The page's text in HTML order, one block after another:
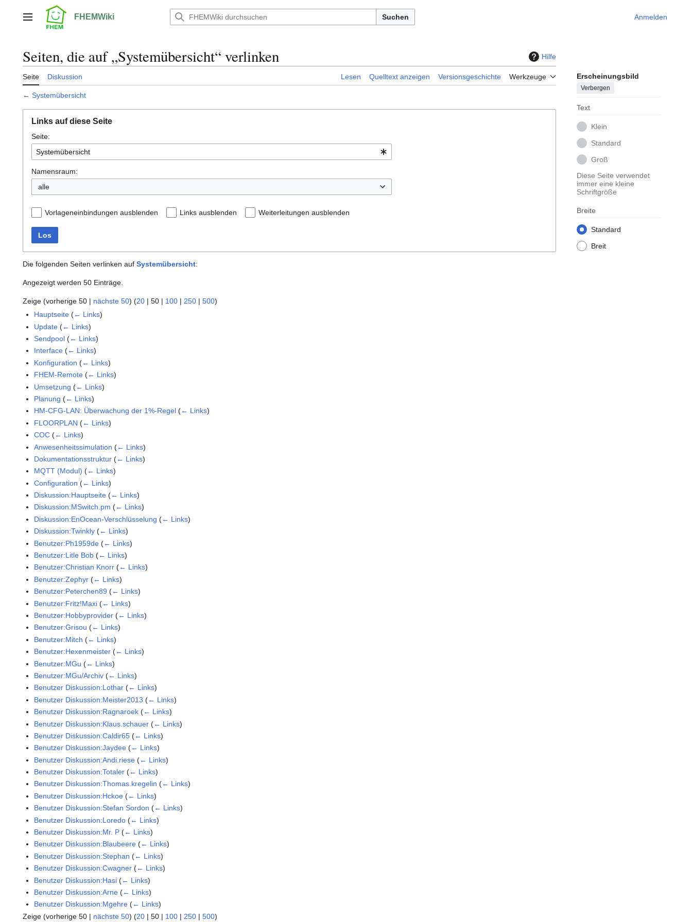
springenHauptmenü FHEMWiki Suchen Anmelden
Seiten, die auf „Systemübersicht“ verlinken Hilfe
Seite Diskussion Lesen Quelltext anzeigen Versionsgeschichte Werkzeuge Erscheinungsbild
Verbergen
Text
Klein
Standard
Groß
Diese Seite verwendet
immer eine kleine
Schriftgröße
Breite
Standard
Breit
← Systemübersicht
Links auf diese Seite
Seite:
Namensraum:
alle
Vorlageneinbindungen ausblenden Links ausblenden Weiterleitungen ausblenden
Los
Die folgenden Seiten verlinken auf Systemübersicht:
Angezeigt werden 50 Einträge.
Zeige (vorherige 50 | nächste 50) (20 | 50 | 100 | 250 | 500)
Hauptseite (← Links)
Update (← Links)
Sendpool (← Links)
Interface (← Links)
Konfiguration (← Links)
FHEM-Remote (← Links)
Umsetzung (← Links)
Planung (← Links)
HM-CFG-LAN: Überwachung der 1%-Regel (← Links)
FLOORPLAN (← Links)
COC (← Links)
Anwesenheitssimulation (← Links)
Dokumentationsstruktur (← Links)
MQTT (Modul) (← Links)
Configuration (← Links)
Diskussion:Hauptseite (← Links)
Diskussion:MSwitch.pm (← Links)
Diskussion:EnOcean-Verschlüsselung (← Links)
Diskussion:Twinkly (← Links)
Benutzer:Ph1959de (← Links)
Benutzer:Litle Bob (← Links)
Benutzer:Christian Knorr (← Links)
Benutzer:Zephyr (← Links)
Benutzer:Peterchen89 (← Links)
Benutzer:Fritz!Maxi (← Links)
Benutzer:Hobbyprovider (← Links)
Benutzer:Grisou (← Links)
Benutzer:Mitch (← Links)
Benutzer:Hexenmeister (← Links)
Benutzer:MGu (← Links)
Benutzer:MGu/Archiv (← Links)
Benutzer Diskussion:Lothar (← Links)
Benutzer Diskussion:Meister2013 (← Links)
Benutzer Diskussion:Ragnaroek (← Links)
Benutzer Diskussion:Klaus.schauer (← Links)
Benutzer Diskussion:Caldir65 (← Links)
Benutzer Diskussion:Jaydee (← Links)
Benutzer Diskussion:Andi.riese (← Links)
Benutzer Diskussion:Totaler (← Links)
Benutzer Diskussion:Thomas.kregelin (← Links)
Benutzer Diskussion:Hckoe (← Links)
Benutzer Diskussion:Stefan Sordon (← Links)
Benutzer Diskussion:Loredo (← Links)
Benutzer Diskussion:Mr. P (← Links)
Benutzer Diskussion:Blaubeere (← Links)
Benutzer Diskussion:Stephan (← Links)
Benutzer Diskussion:Cwagner (← Links)
Benutzer Diskussion:Hasi (← Links)
Benutzer Diskussion:Arne (← Links)
Benutzer Diskussion:Mgehre (← Links)
Zeige (vorherige 50 | nächste 50) (20 | 50 | 100 | 250 | 500)